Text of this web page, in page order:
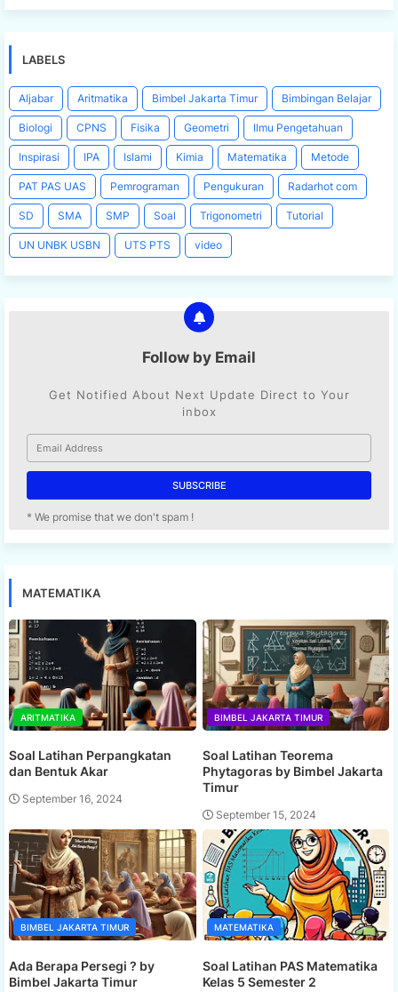
LABELS
Aljabar Aritmatika Bimbel Jakarta Timur Bimbingan Belajar
Biologi CPNS Fisika Geometri Ilmu Pengetahuan
Inspirasi IPA Islami Kimia Matematika Metode
PAT PAS UAS Pemrograman Pengukuran Radarhot com
SD SMA SMP Soal Trigonometri Tutorial
UN UNBK USBN UTS PTS video
Follow by Email
Get Notified About Next Update Direct to Your
inbox
* We promise that we don't spam !
MATEMATIKA
ARITMATIKA
Soal Latihan Perpangkatan
dan Bentuk Akar
September 16, 2024
BIMBEL JAKARTA TIMUR
Soal Latihan Teorema
Phytagoras by Bimbel Jakarta
Timur
September 15, 2024
BIMBEL JAKARTA TIMUR
Ada Berapa Persegi ? by
Bimbel Jakarta Timur
MATEMATIKA
Soal Latihan PAS Matematika
Kelas 5 Semester 2